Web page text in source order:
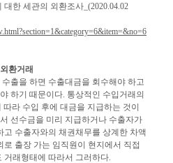
한 세관의 외환조사_(2020.04.02
환거래
출을 하면 수출대금을 회수해야 하고
하기 때문이다. 통상적인 수입거래의
라 수입 후에 대금을 지급하는 것이
선수금을 미리 지급하거나 수출자가
고 수출자와의 채권채무를 상계한 차액
출장 가는 임직원이 현지에서 직접
래형태에 따라서 그러하다.